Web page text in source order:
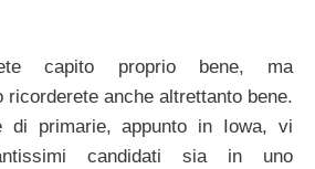
capito proprio bene, ma
ricorderete anche altrettanto bene.
di primarie, appunto in Iowa, vi
candidati sia in uno